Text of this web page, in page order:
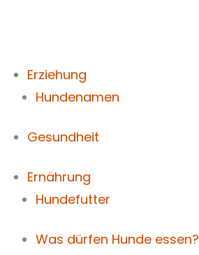
Erziehung
Hundenamen
Gesundheit
Ernährung
Hundefutter
Was dürfen Hunde essen?